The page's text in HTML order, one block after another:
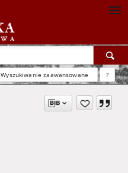
Wyszukiwanie zaawansowane ?